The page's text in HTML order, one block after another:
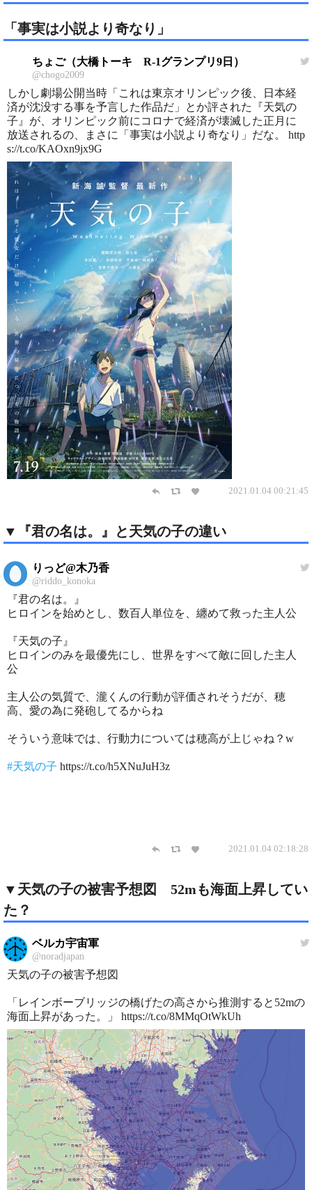
「事実は小説より奇なり」
ちょご（大橋トーキ R-1グランプリ9日）
@chogo2009
しかし劇場公開当時「これは東京オリンピック後、日本経
済が沈没する事を予言した作品だ」とか評された『天気の
子』が、オリンピック前にコロナで経済が壊滅した正月に
放送されるの、まさに「事実は小説より奇なり」だな。 http
s://t.co/KAOxn9jx9G
2021.01.04 00:21:45
▼『君の名は。』と天気の子の違い
りっど@木乃香
@riddo_konoka
『君の名は。』
ヒロインを始めとし、数百人単位を、纏めて救った主人公
『天気の子』
ヒロインのみを最優先にし、世界をすべて敵に回した主人
公
主人公の気質で、瀧くんの行動が評価されそうだが、穂
高、愛の為に発砲してるからね
そういう意味では、行動力については穂高が上じゃね？w
#天気の子 https://t.co/h5XNuJuH3z
2021.01.04 02:18:28
▼天気の子の被害予想図 52mも海面上昇してい
た？
ベルカ宇宙軍
@noradjapan
天気の子の被害予想図
「レインボーブリッジの橋げたの高さから推測すると52mの
海面上昇があった。」 https://t.co/8MMqOtWkUh